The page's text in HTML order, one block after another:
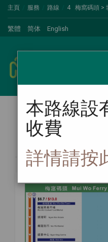
主頁 服務 路線 4 梅窩碼頭 >
繁體 简体 English
路線圖
本路線設
收費
詳情請按